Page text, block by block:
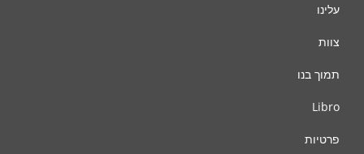
עלינו
צוות
תמוך בנו
Libro
פרטיות